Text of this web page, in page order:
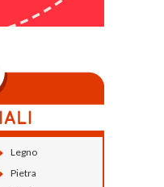
Legno
Pietra